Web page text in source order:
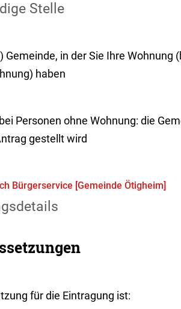
Stelle
Gemeinde, in der Sie Ihre Wohnung
haben
Personen ohne Wohnung: die
gestellt wird
Bürgerservice [Gemeinde Ötigheim]
für die Eintragung ist: